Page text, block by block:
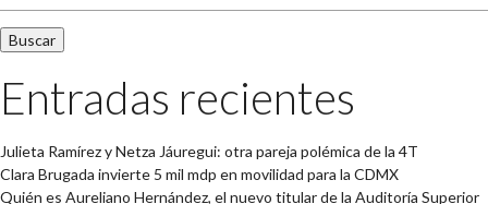
Entradas recientes
Julieta Ramírez y Netza Jáuregui: otra pareja polémica de la 4T
Clara Brugada invierte 5 mil mdp en movilidad para la CDMX
Quién es Aureliano Hernández, el nuevo titular de la Auditoría Superior